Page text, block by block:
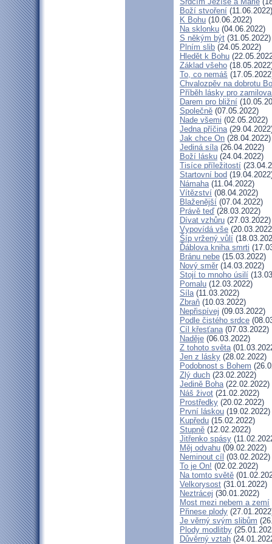
Boží stvoření (11.06.2022)
K Bohu (10.06.2022)
Na sklonku (04.06.2022)
S někým být (31.05.2022)
Plním slib (24.05.2022)
Hledět k Bohu
Základ všeho
To, co nemáš
Chvalozpěv na dobrotu
Příběh lásky pro
Darem pro bližní
Společně (07.05.2022)
Nade všemi (02.05.2022)
Jedna příčina
Jak chce On (28.04.2022)
Jediná síla(26.04.2022)
Boží lásku (24.04.2022)
Tisíce příležitostí
Startovní bod
Námaha(11.04.2022)
Vítězství (08.04.2022)
Blaženější (07.04.2022)
Právě teď (28.03.2022)
Dívat vzhůru (27.03.2022)
Vypovídá vše
Šíp vržený vůlí
Ďáblova kniha smrti
Bránu nebe (15.03.2022)
Nový směr (14.03.2022)
Stojí to mnoho úsilí
Pomalu (12.03.2022)
Síla(11.03.2022)
Zbraň (10.03.2022)
Nepřispívej (09.03.2022)
Podle čistého srdce
Cíl křesťana(07.03.2022)
Naděje (06.03.2022)
Z tohoto světa
Jen z lásky (28.02.2022)
Podobnost s Bohem
Zlý duch (23.02.2022)
Jedině Boha(22.02.2022)
Náš život (21.02.2022)
Prostředky (20.02.2022)
První láskou (19.02.2022)
Kupředu (15.02.2022)
Stupně (12.02.2022)
Jitřenko spásy
Měj odvahu (09.02.2022)
Neminout cíl (03.02.2022)
To je On! (02.02.2022)
Na tomto světě
Velkorysost (31.01.2022)
Neztrácej (30.01.2022)
Most mezi nebem a zemí
Přinese plody
Je věrný svým slibům
Plody modlitby
Důvěrný vztah